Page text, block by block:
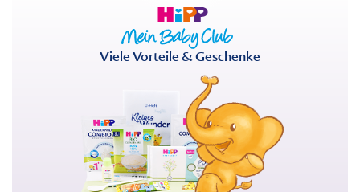
Viele Vorteile & Geschenke